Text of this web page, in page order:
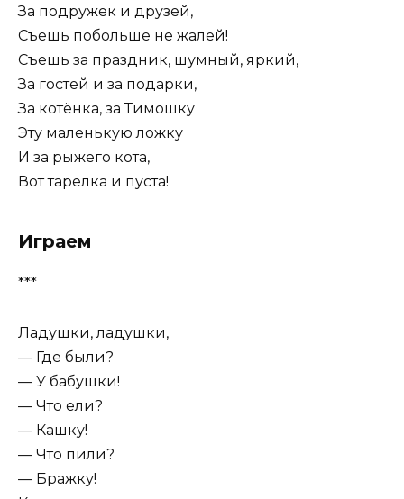
За подружек и друзей,
Съешь побольше не жалей!
Съешь за праздник, шумный, яркий,
За гостей и за подарки,
За котёнка, за Тимошку
Эту маленькую ложку
И за рыжего кота,
Вот тарелка и пуста!
Играем
***
Ладушки, ладушки,
— Где были?
— У бабушки!
— Что ели?
— Кашку!
— Что пили?
— Бражку!